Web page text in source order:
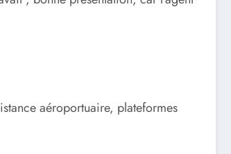
aéroportuaire, plateformes